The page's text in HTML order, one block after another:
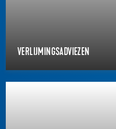
VERLIJMINGSADVIEZEN